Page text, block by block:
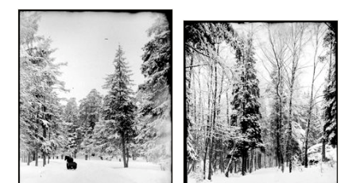
Lista
träffar